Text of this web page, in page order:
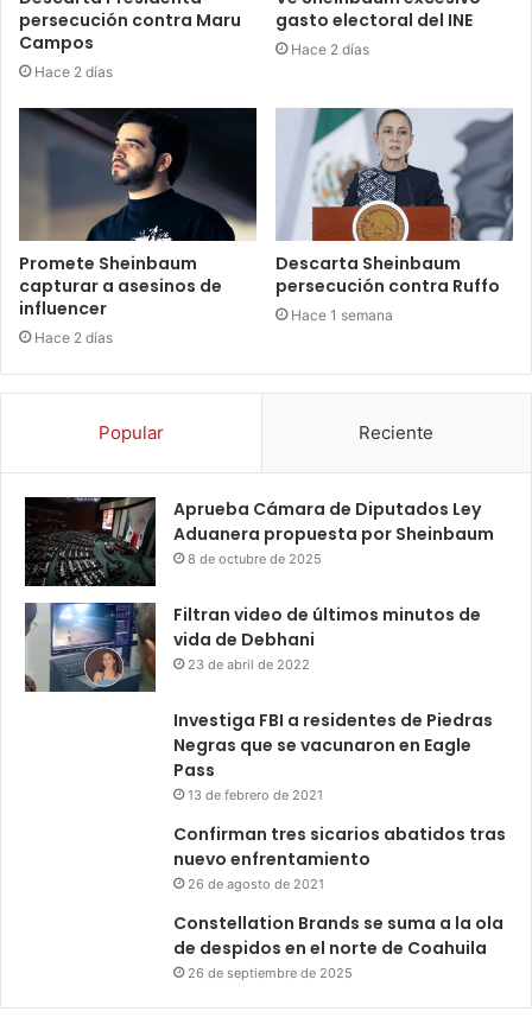
persecución contra Maru
Campos
Hace 2 días
gasto electoral del INE
Hace 2 días
Promete Sheinbaum
capturar a asesinos de
influencer
Hace 2 días
Descarta Sheinbaum
persecución contra Ruffo
Hace 1 semana
Popular Reciente
Aprueba Cámara de Diputados Ley
Aduanera propuesta por Sheinbaum
8 de octubre de 2025
Filtran video de últimos minutos de
vida de Debhani
23 de abril de 2022
Investiga FBI a residentes de Piedras
Negras que se vacunaron en Eagle
Pass
13 de febrero de 2021
Confirman tres sicarios abatidos tras
nuevo enfrentamiento
26 de agosto de 2021
Constellation Brands se suma a la ola
de despidos en el norte de Coahuila
26 de septiembre de 2025